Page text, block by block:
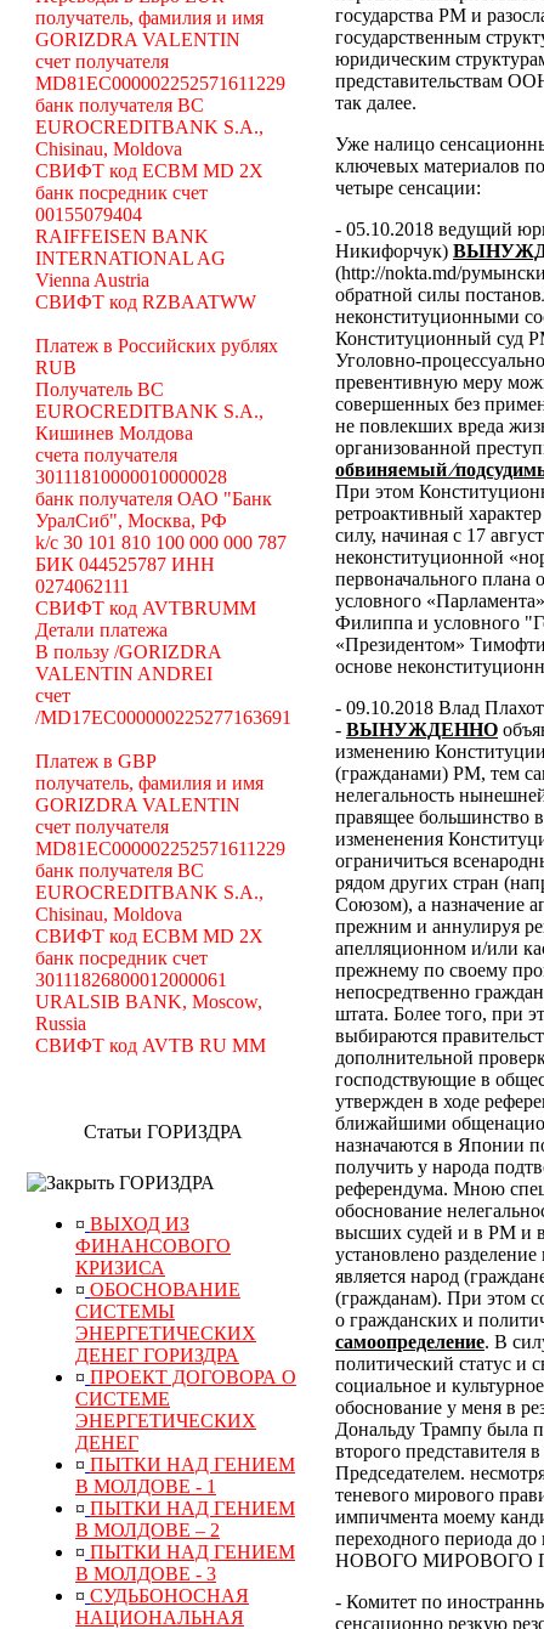
получатель, фамилия и имя
GORIZDRA VALENTIN
счет получателя
MD81EC000002252571611229
банк получателя BC
EUROCREDITBANK S.A.,
Chisinau, Moldova
СВИФТ код ECBM MD 2X
банк посредник счет
00155079404
RAIFFEISEN BANK
INTERNATIONAL AG
Vienna Austria
СВИФТ код RZBAATWW
Платеж в Российских рублях
RUB
Получатель BC
EUROCREDITBANK S.A.,
Кишинев Молдова
счета получателя
30111810000010000028
банк получателя ОАО "Банк
УралСиб", Москва, РФ
k/c 30 101 810 100 000 000 787
БИК 044525787 ИНН
0274062111
СВИФТ код AVTBRUMM
Детали платежа
В пользу /GORIZDRA
VALENTIN ANDREI
счет
/MD17EC000000225277163691
Платеж в GBP
получатель, фамилия и имя
GORIZDRA VALENTIN
счет получателя
MD81EC000002252571611229
банк получателя BC
EUROCREDITBANK S.A.,
Chisinau, Moldova
СВИФТ код ECBM MD 2X
банк посредник счет
30111826800012000061
URALSIB BANK, Moscow,
Russia
СВИФТ код AVTB RU MM
Статьи ГОРИЗДРА
ГОРИЗДРА
¤ ВЫХОД ИЗ
ФИНАНСОВОГО
КРИЗИСА
¤ ОБОСНОВАНИЕ
СИСТЕМЫ
ЭНЕРГЕТИЧЕСКИХ
ДЕНЕГ ГОРИЗДРА
¤ ПРОЕКТ ДОГОВОРА О
СИСТЕМЕ
ЭНЕРГЕТИЧЕСКИХ
ДЕНЕГ
¤ ПЫТКИ НАД ГЕНИЕМ
В МОЛДОВЕ - 1
¤ ПЫТКИ НАД ГЕНИЕМ
В МОЛДОВЕ – 2
¤ ПЫТКИ НАД ГЕНИЕМ
В МОЛДОВЕ - 3
¤ СУДЬБОНОСНАЯ
НАЦИОНАЛЬНАЯ
государства РМ и
государственным
юридическим
представительствам
так далее.
Уже налицо
ключевых материалов
четыре сенсации:
- 05.10.2018 ведущий
Никифорчук)
(http://nokta.md/
обратной силы
неконституционными
Конституционный суд
Уголовно-
превентивную меру
совершенных без
не повлекших вреда
организованной
обвиняемый
При этом
ретроактивный
силу, начиная с 17
неконституционной
первоначального плана
условного
Филиппа и условного
«Президентом»
основе
- 09.10.2018 Влад
- ВЫНУЖДЕННО
изменению
(гражданами) РМ, тем
нелегальность
правящее большинство
измененения
ограничиться
рядом других стран
Союзом), а назначение
прежним и аннулируя
апелляционном и/или
прежнему по своему
непосредтвенно
штата. Более того, при
выбираются
дополнительной
господствующие в
утвержден в ходе
ближайшими
назначаются в Японии
получить у народа
референдума. Мною
обоснование
высших судей и в РМ и
установлено
является народ
(гражданам). При этом
о гражданских и
самоопределение. В
политический статус и
социальное и
обоснование у меня в
Дональду Трампу была
второго представителя
Председателем.
теневого мирового
импичмента моему
переходного
НОВОГО МИРОВОГО
- Комитет по
сенсационно резкую